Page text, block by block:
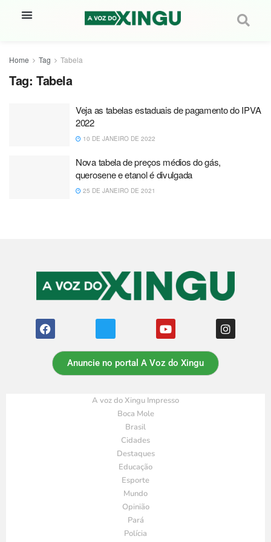
Home Tag Tabela
Tag: Tabela
Veja as tabelas estaduais de pagamento do IPVA
2022
10 DE JANEIRO DE 2022
Nova tabela de preços médios do gás,
querosene e etanol é divulgada
25 DE JANEIRO DE 2021
Anuncie no portal A Voz do Xingu
A voz do Xingu Impresso
Boca Mole
Brasil
Cidades
Destaques
Educação
Esporte
Mundo
Opinião
Pará
Polícia